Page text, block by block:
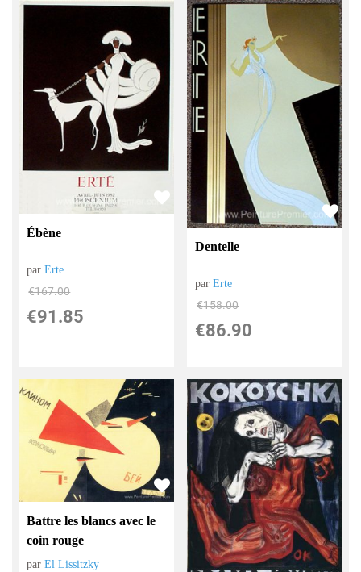
Ébène
parErte
€167.00
€91.85
Dentelle
parErte
€158.00
€86.90
Battre les blancs avec le
coin rouge
parEl Lissitzky